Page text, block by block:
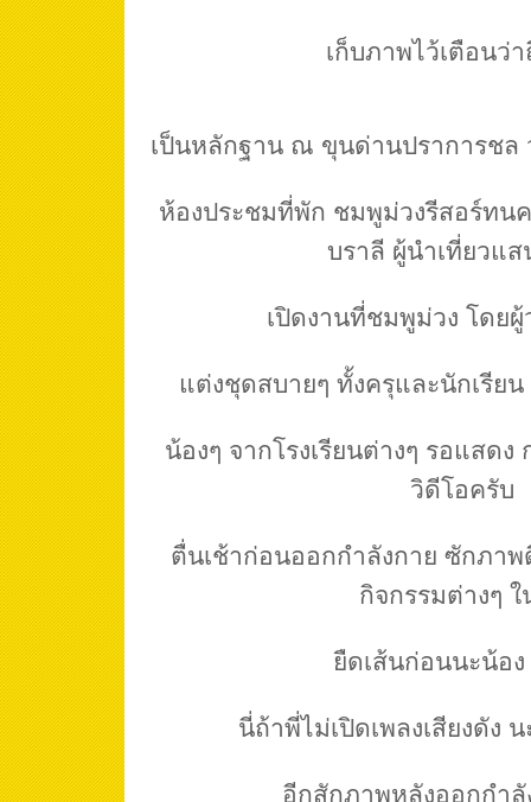
เก็บภาพไว้เตือนว่
เป็นหลักฐาน ณ ขุนด่านปราการชล
ห้องประชมที่พัก ชมพูม่วงรีสอร์ทน
บราลี ผู้นำเที่ยวแ
เปิดงานที่ชมพูม่วง โดย
แต่งชุดสบายๆ ทั้งครุและนักเรีย
น้องๆ จากโรงเรียนต่างๆ รอแสด
วิดีโอครับ
ตื่นเช้าก่อนออกกำลังกาย ซักภา
กิจกรรมต่างๆ ใ
ยืดเส้นก่อนนะน้อง
นี่ถ้าพี่ไม่เปิดเพลงเสียงดัง
อีกสักภาพหลังออกกำลั